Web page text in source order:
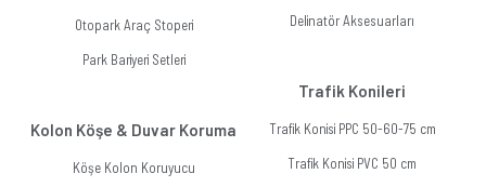
Otopark Araç Stoperi
Park Bariyeri Setleri
Kolon Köşe & Duvar Koruma
Köşe Kolon Koruyucu
Delinatör Aksesuarları
Trafik Konileri
Trafik Konisi PPC 50-60-75 cm
Trafik Konisi PVC 50 cm